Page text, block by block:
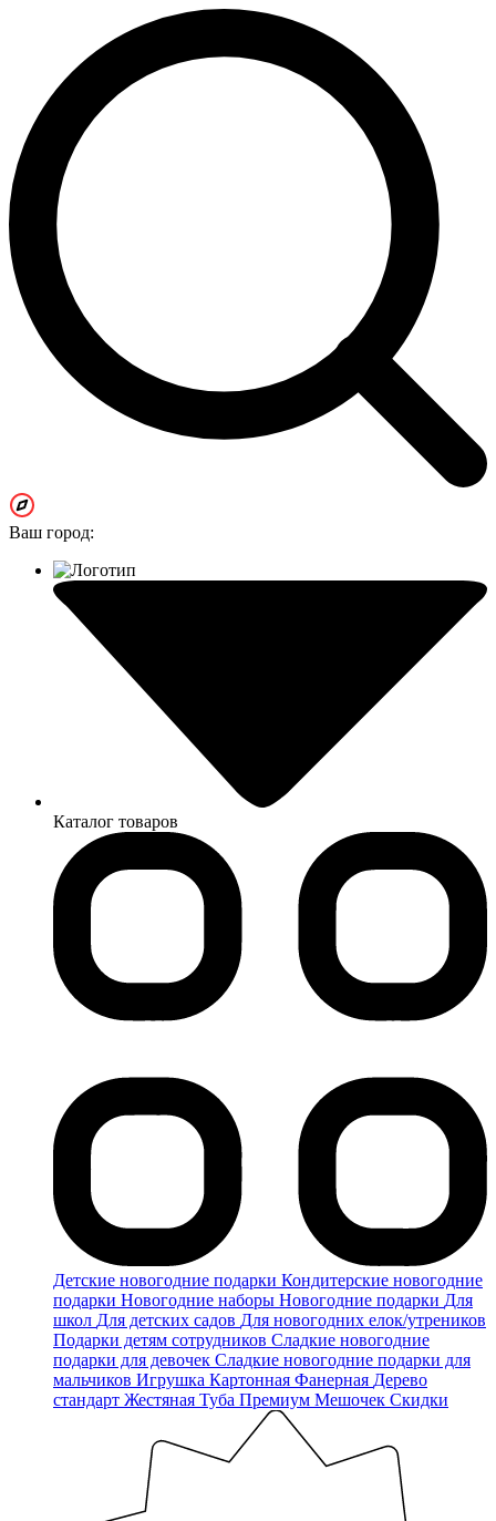
Ваш город:
Каталог товаров
Детские новогодние подарки Кондитерские новогодние
подарки Новогодние наборы Новогодние подарки Для
школ Для детских садов Для новогодних елок/утреников
Подарки детям сотрудников Сладкие новогодние
подарки для девочек Сладкие новогодние подарки для
мальчиков Игрушка Картонная Фанерная Дерево
стандарт Жестяная Туба Премиум Мешочек Скидки